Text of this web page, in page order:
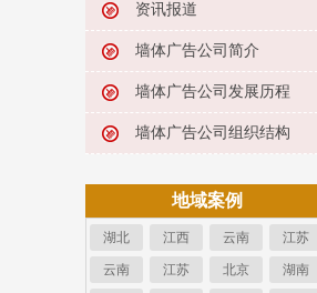
资讯报道
墙体广告公司简介
墙体广告公司发展历程
墙体广告公司组织结构
地域案例
湖北 江西 云南 江苏
云南 江苏 北京 湖南